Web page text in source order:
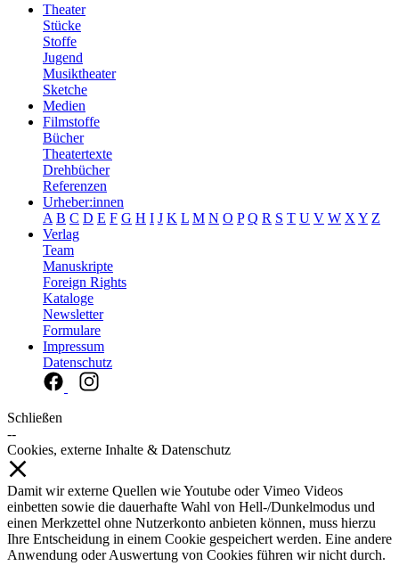
Theater
Stücke
Stoffe
Jugend
Musiktheater
Sketche
Medien
Filmstoffe
Bücher
Theatertexte
Drehbücher
Referenzen
Urheber:innen
A B C D E F G H I J K L M N O P Q R S T U V W X Y Z
Verlag
Team
Manuskripte
Foreign Rights
Kataloge
Newsletter
Formulare
Impressum
Datenschutz
Schließen
--
Cookies, externe Inhalte & Datenschutz
Damit wir externe Quellen wie Youtube oder Vimeo Videos
einbetten sowie die dauerhafte Wahl von Hell-/Dunkelmodus und
einen Merkzettel ohne Nutzerkonto anbieten können, muss hierzu
Ihre Entscheidung in einem Cookie gespeichert werden. Eine andere
Anwendung oder Auswertung von Cookies führen wir nicht durch.